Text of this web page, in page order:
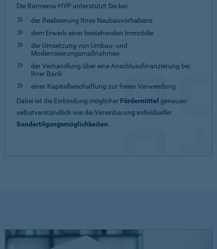
Die Barmenia-HYP unterstützt Sie bei:
der Realisierung Ihres Neubauvorhabens
dem Erwerb einer bestehenden Immobilie
der Umsetzung von Umbau- und
Modernisierungsmaßnahmen
der Verhandlung über eine Anschlussfinanzierung bei
Ihrer Bank
einer Kapitalbeschaffung zur freien Verwendung
Dabei ist die Einbindung möglicher Fördermittel genauso
selbstverständlich wie die Vereinbarung individueller
Sondertilgungsmöglichkeiten.